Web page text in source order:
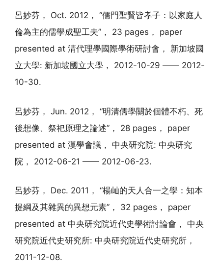
呂妙芬， Oct. 2012， “儒門聖賢皆孝子：以家庭人
倫為主的儒學成聖工夫”， 23 pages， paper
presented at 清代理學國際學術研討會， 新加坡國
立大學: 新加坡國立大學， 2012-10-29 —— 2012-
10-30.
呂妙芬， Jun. 2012， “明清儒學關於個體不朽、死
後想像、祭祀原理之論述”， 28 pages， paper
presented at 漢學會議， 中央研究院: 中央研究
院， 2012-06-21 —— 2012-06-23.
呂妙芬， Dec. 2011， “楊屾的天人合一之學：知本
提綱及其雜異的異想元素”， 32 pages， paper
presented at 中央研究院近代史學術討論會， 中央
研究院近代史研究所: 中央研究院近代史研究所，
2011-12-08.